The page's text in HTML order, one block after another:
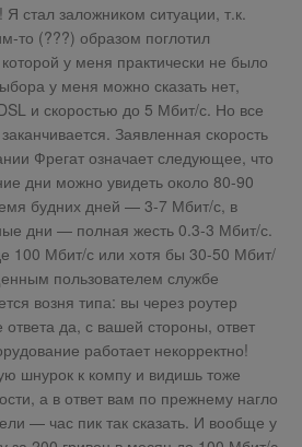
стал заложником ситуации, т.к.
то (???) образом поглотил
у меня практически не было
у меня можно сказать нет,
и скоростью до 5 Мбит/с. Но все
Заявленная скорость
Фрегат означает следующее, что
дни можно увидеть около 80-90
будних дней — 3-7 Мбит/с, в
дни — полная жесть 0.3-3 Мбит/с.
100 Мбит/с или хотя бы 30-50 Мбит/
пользователем службе
возня типа: вы через роутер
да, с вашей стороны, ответ
работает некорректно!
шнурок к компу и видишь тоже
а в ответ вам по прежнему нагло
— час пик так сказать. И вообще у